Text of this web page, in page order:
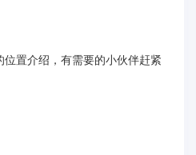
置介绍，有需要的小伙伴赶紧